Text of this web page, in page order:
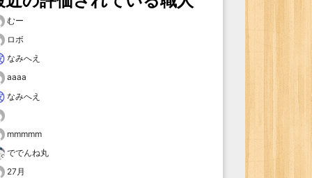
むー
ロボ
なみへえ
aaaa
なみへえ
mmmmm
ででんね丸
27月